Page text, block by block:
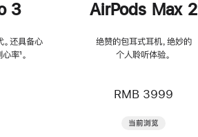
3
。还具备心
心率脚
¹。
AirPods Max 2
绝赞的包耳式耳机，绝妙的
个人聆听体验。
RMB 3999
当前浏览